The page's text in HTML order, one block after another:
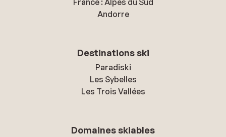
France : Alpes du Sud
Andorre
Destinations ski
Paradiski
Les Sybelles
Les Trois Vallées
Domaines skiables